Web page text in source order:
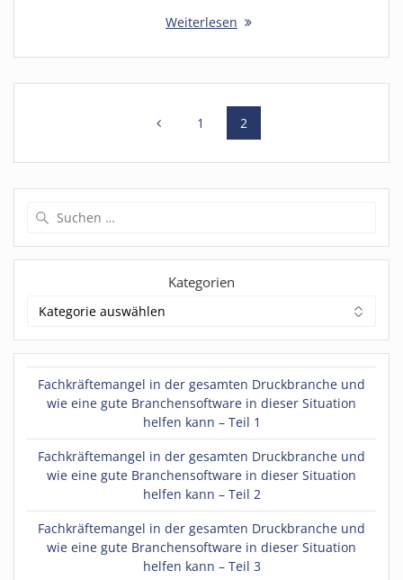
Weiterlesen
Beitragsnavigation
Seite
1 Seite
2
Kategorien
Fachkräftemangel in der gesamten Druckbranche und
wie eine gute Branchensoftware in dieser Situation
helfen kann – Teil 1
Fachkräftemangel in der gesamten Druckbranche und
wie eine gute Branchensoftware in dieser Situation
helfen kann – Teil 2
Fachkräftemangel in der gesamten Druckbranche und
wie eine gute Branchensoftware in dieser Situation
helfen kann – Teil 3